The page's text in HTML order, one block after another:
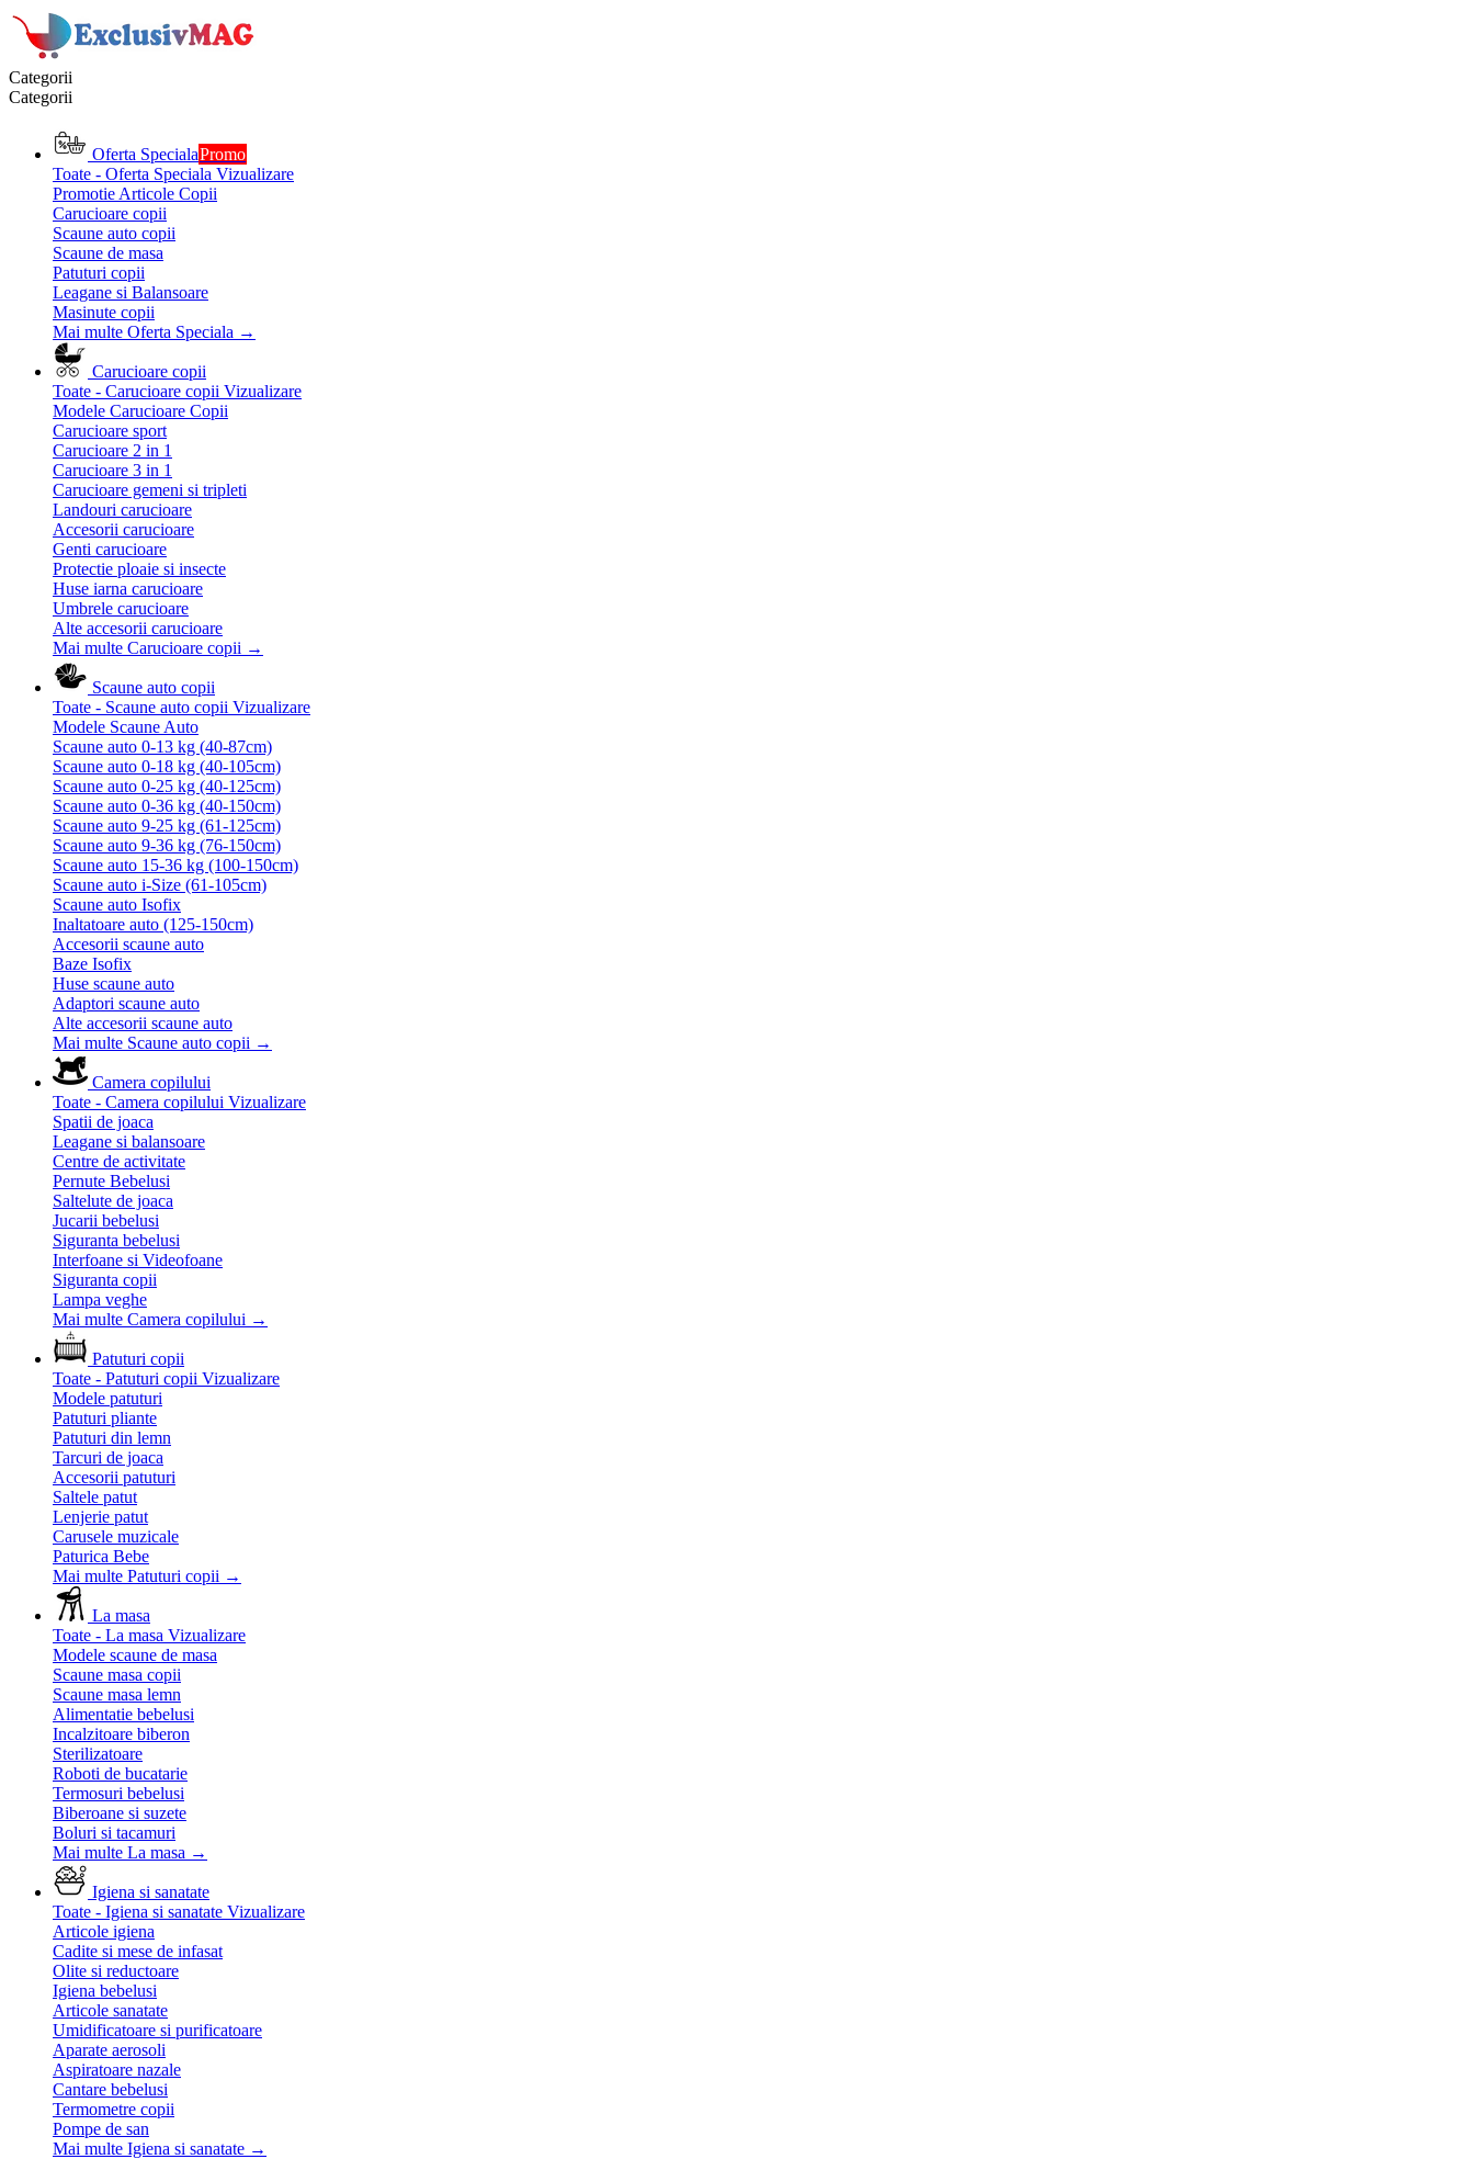
Categorii
Categorii
Oferta SpecialaPromo
Toate - Oferta Speciala Vizualizare
Promotie Articole Copii
Carucioare copii
Scaune auto copii
Scaune de masa
Patuturi copii
Leagane si Balansoare
Masinute copii
Mai multe Oferta Speciala →
Carucioare copii
Toate - Carucioare copii Vizualizare
Modele Carucioare Copii
Carucioare sport
Carucioare 2 in 1
Carucioare 3 in 1
Carucioare gemeni si tripleti
Landouri carucioare
Accesorii carucioare
Genti carucioare
Protectie ploaie si insecte
Huse iarna carucioare
Umbrele carucioare
Alte accesorii carucioare
Mai multe Carucioare copii →
Scaune auto copii
Toate - Scaune auto copii Vizualizare
Modele Scaune Auto
Scaune auto 0-13 kg (40-87cm)
Scaune auto 0-18 kg (40-105cm)
Scaune auto 0-25 kg (40-125cm)
Scaune auto 0-36 kg (40-150cm)
Scaune auto 9-25 kg (61-125cm)
Scaune auto 9-36 kg (76-150cm)
Scaune auto 15-36 kg (100-150cm)
Scaune auto i-Size (61-105cm)
Scaune auto Isofix
Inaltatoare auto (125-150cm)
Accesorii scaune auto
Baze Isofix
Huse scaune auto
Adaptori scaune auto
Alte accesorii scaune auto
Mai multe Scaune auto copii →
Camera copilului
Toate - Camera copilului Vizualizare
Spatii de joaca
Leagane si balansoare
Centre de activitate
Pernute Bebelusi
Saltelute de joaca
Jucarii bebelusi
Siguranta bebelusi
Interfoane si Videofoane
Siguranta copii
Lampa veghe
Mai multe Camera copilului →
Patuturi copii
Toate - Patuturi copii Vizualizare
Modele patuturi
Patuturi pliante
Patuturi din lemn
Tarcuri de joaca
Accesorii patuturi
Saltele patut
Lenjerie patut
Carusele muzicale
Paturica Bebe
Mai multe Patuturi copii →
La masa
Toate - La masa Vizualizare
Modele scaune de masa
Scaune masa copii
Scaune masa lemn
Alimentatie bebelusi
Incalzitoare biberon
Sterilizatoare
Roboti de bucatarie
Termosuri bebelusi
Biberoane si suzete
Boluri si tacamuri
Mai multe La masa →
Igiena si sanatate
Toate - Igiena si sanatate Vizualizare
Articole igiena
Cadite si mese de infasat
Olite si reductoare
Igiena bebelusi
Articole sanatate
Umidificatoare si purificatoare
Aparate aerosoli
Aspiratoare nazale
Cantare bebelusi
Termometre copii
Pompe de san
Mai multe Igiena si sanatate →